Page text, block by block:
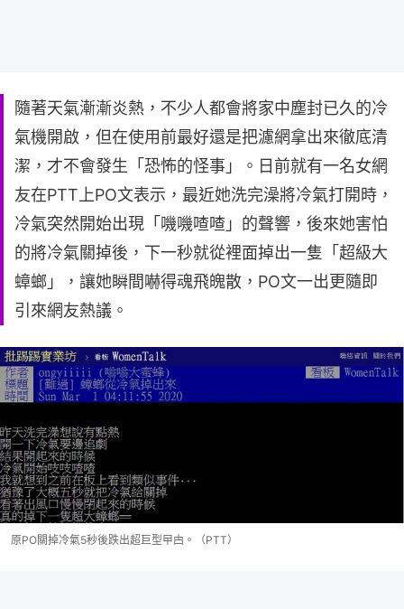
隨著天氣漸漸炎熱，不少人都會將家中塵封已久的冷
氣機開啟，但在使用前最好還是把濾網拿出來徹底清
潔，才不會發生「恐怖的怪事」。日前就有一名女網
友在PTT上PO文表示，最近她洗完澡將冷氣打開時，
冷氣突然開始出現「嘰嘰喳喳」的聲響，後來她害怕
的將冷氣關掉後，下一秒就從裡面掉出一隻「超級大
蟑螂」，讓她瞬間嚇得魂飛魄散，PO文一出更隨即
引來網友熱議。
原PO關掉冷氣5秒後跌出超巨型曱甴。（PTT）